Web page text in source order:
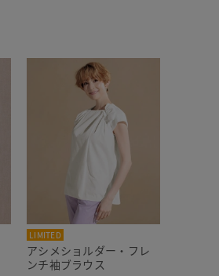
LIMITED
アシメショルダー・フレ
ンチ袖ブラウス